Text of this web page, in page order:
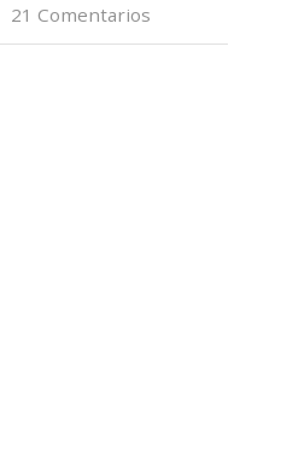
21 Comentarios